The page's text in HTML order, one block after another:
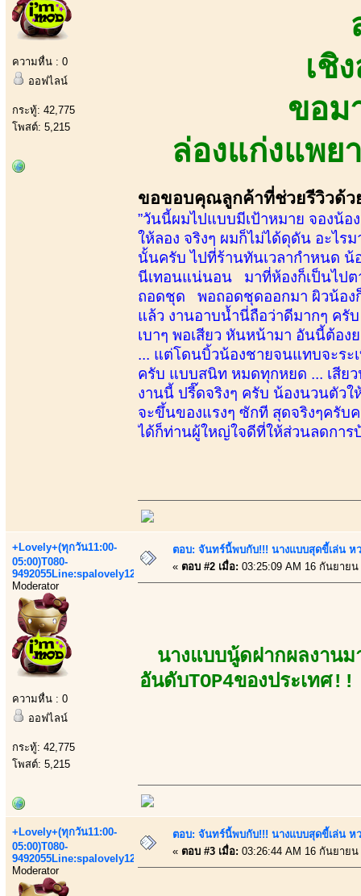
ความหื่น : 0
ออฟไลน์
กระทู้: 42,775
โพสต์: 5,215
ส
เชิ
ขอม
ล่องแก่งแพ
ขอขอบคุณลูกค้าที่ช่วยรีวิวด้ว
”วันนี้ผมไปแบบมีเป้าหมาย จองน้
ให้ลอง จริงๆ ผมก็ไม่ได้ดุดัน อะไร
นั้นครับ ไปที่ร้านทันเวลากำหนด น้
นีเทอนแน่นอน มาที่ห้องก็เป็นไปต
ถอดชุด พอถอดชุดออกมา ผิวน้อง
แล้ว งานอาบน้ำนี่ถือว่าดีมากๆ ครั
เบาๆ พอเสียว หันหน้ามา อันนี้ต้อ
... แต่โดนบิ้วน้องชายจนแทบจะระ
ครับ แบบสนิท หมดทุกหยด ... เสีย
งานนี้ ปรี๊ดจริงๆ ครับ น้องนวนตัว
จะขึ้นของแรงๆ ซักที สุดจริงๆครั
ได้ก็ท่านผู้ใหญ่ใจดีที่ให้ส่วนลดกา
+Lovely+(ทุกวัน11:00-
05:00)T080-
9492055Line:spalovely123
Moderator
ความหื่น : 0
ออฟไลน์
กระทู้: 42,775
โพสต์: 5,215
ตอบ: จันทร์นี้พบกับ!!! นางแบบสุดขี้เล่น ห
« ตอบ #2 เมื่อ: 03:25:09 AM 16 กันยายน
นางแบบนู้ดฝากผลงาน
อันดับTOP4ของประเทศ
+Lovely+(ทุกวัน11:00-
05:00)T080-
9492055Line:spalovely123
Moderator
ตอบ: จันทร์นี้พบกับ!!! นางแบบสุดขี้เล่น ห
« ตอบ #3 เมื่อ: 03:26:44 AM 16 กันยายน